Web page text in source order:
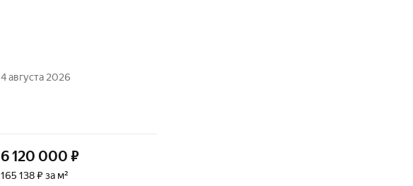
4 августа 2026
6 120 000 ₽
165 138 ₽ за м²